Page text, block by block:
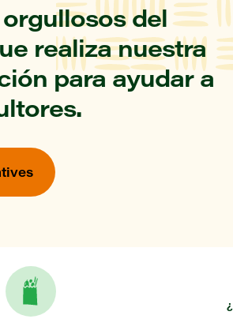
del
realiza nuestra
para ayudar a